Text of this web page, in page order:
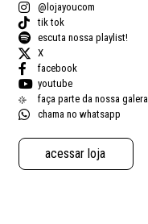
@lojayoucom
tik tok
escuta nossa playlist!
X
facebook
youtube
faça parte da nossa galera
chama no whatsapp
acessar loja